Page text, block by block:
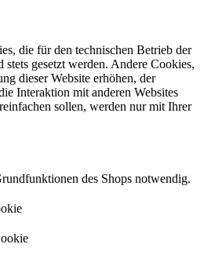
die für den technischen Betrieb der
gesetzt werden. Andere Cookies,
dieser Website erhöhen, der
Interaktion mit anderen Websites
sollen, werden nur mit Ihrer
des Shops notwendig.